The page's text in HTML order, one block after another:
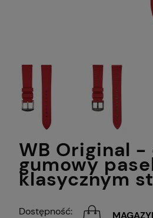
WB Original
gumowy
klasycznym
Dostępność: